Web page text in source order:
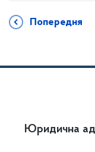
Попередня
Юридична